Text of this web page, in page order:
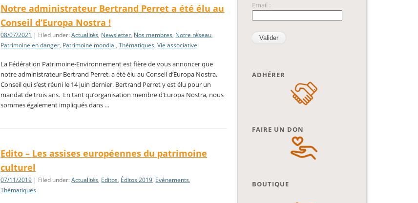
Notre administrateur Bertrand Perret a été élu au
Conseil d’Europa Nostra !
08/07/2021 | Filed under:Actualités, Newsletter, Nos membres, Notre réseau,
Patrimoine en danger, Patrimoine mondial,Thématiques,Vie associative
La Fédération Patrimoine-Environnement est fière de vous annoncer que
notre administrateur Bertrand Perret, a été élu au Conseil d’Europa Nostra,
Conseil qui s’est réuni le 14 juin dernier. Bertrand Perret y est élu pour un
mandat de trois ans. En tant qu’organisation membre d’Europa Nostra, nous
sommes également impliqués dans …
Edito – Les assises européennes du patrimoine
culturel
07/11/2019 | Filed under:Actualités, Editos, Éditos 2019, Evénements,
Thématiques
Email :
ADHÉRER
FAIRE UN DON
BOUTIQUE